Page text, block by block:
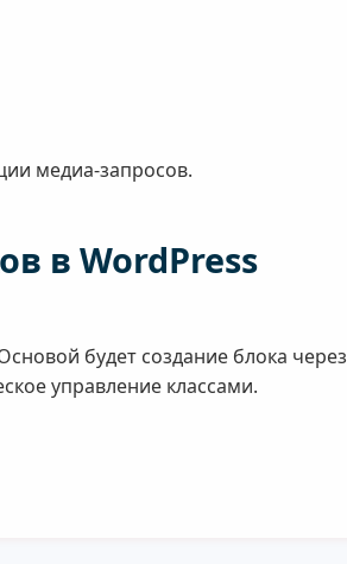
медиа-запросов.
в WordPress
будет создание блока через
управление классами.